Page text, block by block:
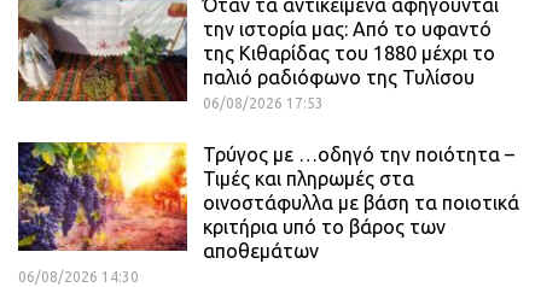
Όταν τα αντικείμενα αφηγούνται
την ιστορία μας: Από το υφαντό
της Κιθαρίδας του 1880 μέχρι το
παλιό ραδιόφωνο της Τυλίσου
06/08/2026 17:53
Τρύγος με …οδηγό την ποιότητα –
Τιμές και πληρωμές στα
οινοστάφυλλα με βάση τα ποιοτικά
κριτήρια υπό το βάρος των
αποθεμάτων
06/08/2026 14:30